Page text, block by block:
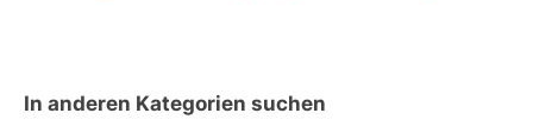
In anderen Kategorien suchen